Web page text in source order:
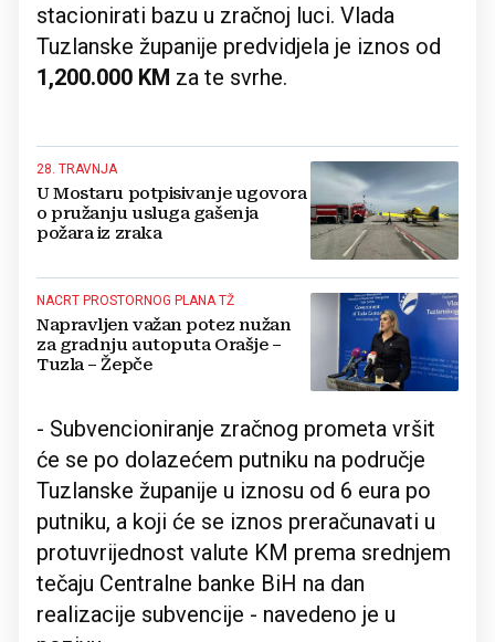
stacionirati bazu u zračnoj luci. Vlada
Tuzlanske županije predvidjela je iznos od
1,200.000 KM za te svrhe.
28. TRAVNJA
U Mostaru potpisivanje ugovora
o pružanju usluga gašenja
požara iz zraka
NACRT PROSTORNOG PLANA TŽ
Napravljen važan potez nužan
za gradnju autoputa Orašje –
Tuzla – Žepče
- Subvencioniranje zračnog prometa vršit
će se po dolazećem putniku na područje
Tuzlanske županije u iznosu od 6 eura po
putniku, a koji će se iznos preračunavati u
protuvrijednost valute KM prema srednjem
tečaju Centralne banke BiH na dan
realizacije subvencije - navedeno je u